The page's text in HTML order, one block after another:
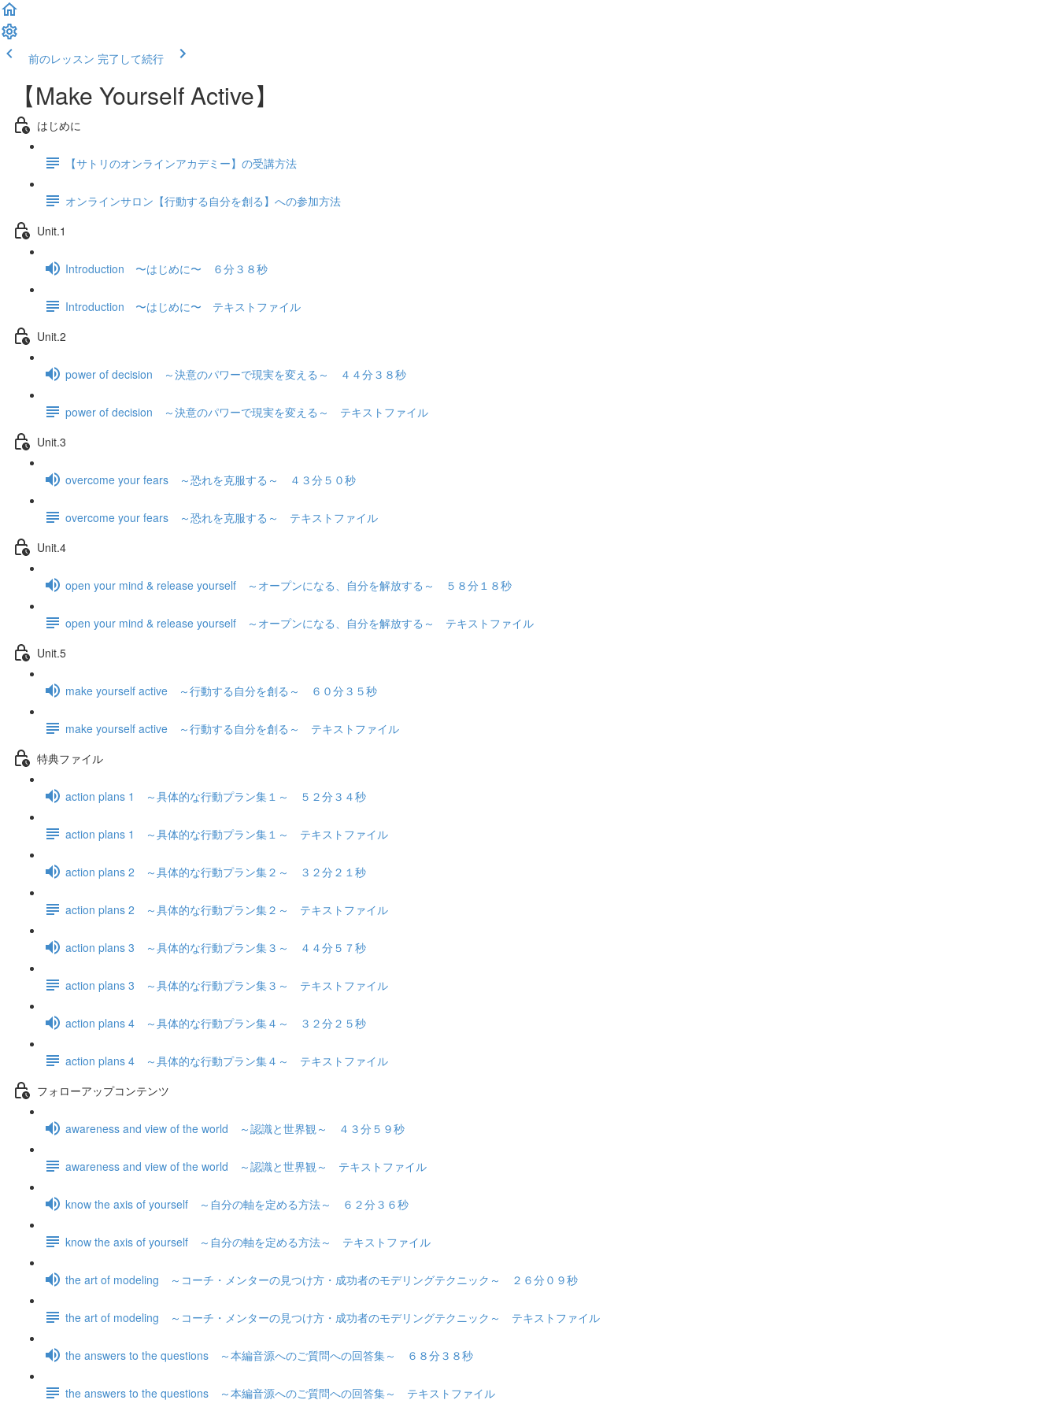
前のレッスン 完了して続行
【Make Yourself Active】
はじめに
【サトリのオンラインアカデミー】の受講方法
オンラインサロン【行動する自分を創る】への参加方法
Unit.1
Introduction 〜はじめに〜 ６分３８秒
Introduction 〜はじめに〜 テキストファイル
Unit.2
power of decision ～決意のパワーで現実を変える～ ４４分３８秒
power of decision ～決意のパワーで現実を変える～ テキストファイル
Unit.3
overcome your fears ～恐れを克服する～ ４３分５０秒
overcome your fears ～恐れを克服する～ テキストファイル
Unit.4
open your mind & release yourself ～オープンになる、自分を解放する～ ５８分１８秒
open your mind & release yourself ～オープンになる、自分を解放する～ テキストファイル
Unit.5
make yourself active ～行動する自分を創る～ ６０分３５秒
make yourself active ～行動する自分を創る～ テキストファイル
特典ファイル
action plans 1 ～具体的な行動プラン集１～ ５２分３４秒
action plans 1 ～具体的な行動プラン集１～ テキストファイル
action plans 2 ～具体的な行動プラン集２～ ３２分２１秒
action plans 2 ～具体的な行動プラン集２～ テキストファイル
action plans 3 ～具体的な行動プラン集３～ ４４分５７秒
action plans 3 ～具体的な行動プラン集３～ テキストファイル
action plans 4 ～具体的な行動プラン集４～ ３２分２５秒
action plans 4 ～具体的な行動プラン集４～ テキストファイル
フォローアップコンテンツ
awareness and view of the world ～認識と世界観～ ４３分５９秒
awareness and view of the world ～認識と世界観～ テキストファイル
know the axis of yourself ～自分の軸を定める方法～ ６２分３６秒
know the axis of yourself ～自分の軸を定める方法～ テキストファイル
the art of modeling ～コーチ・メンターの見つけ方・成功者のモデリングテクニック～ ２６分０９秒
the art of modeling ～コーチ・メンターの見つけ方・成功者のモデリングテクニック～ テキストファイル
the answers to the questions ～本編音源へのご質問への回答集～ ６８分３８秒
the answers to the questions ～本編音源へのご質問への回答集～ テキストファイル